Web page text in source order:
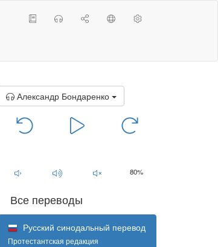
Александр Бондаренко
80%
Все переводы
Русский синодальный перевод
Протестантская редакция